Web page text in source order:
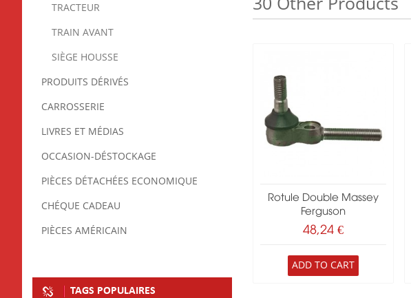
TRACTEUR
TRAIN AVANT
SIÈGE HOUSSE
PRODUITS DÉRIVÉS
CARROSSERIE
LIVRES ET MÉDIAS
OCCASION-DÉSTOCKAGE
PIÈCES DÉTACHÉES ECONOMIQUE
CHÉQUE CADEAU
PIÈCES AMÉRICAIN
TAGS POPULAIRES
Rotule Double Massey
Ferguson
48,24 €
ADD TO CART